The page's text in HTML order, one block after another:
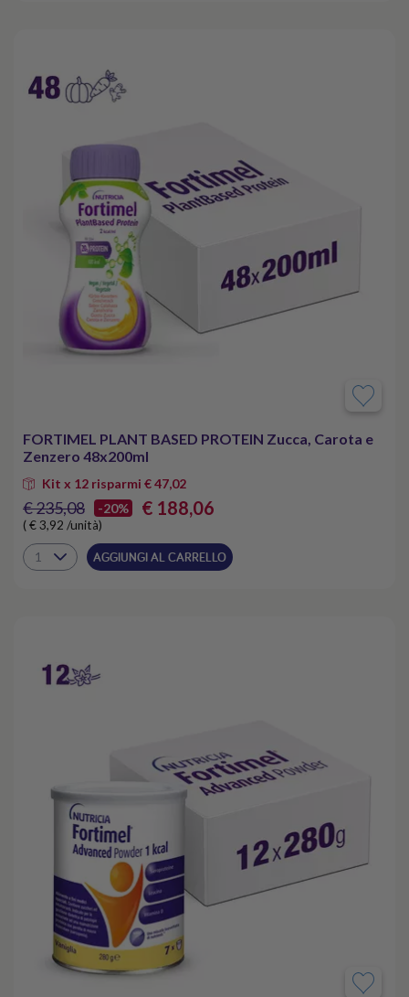
FORTIMEL PLANT BASED PROTEIN Zucca, Carota e
Zenzero 48x200ml
Kit x 12 risparmi € 47,02
€ 235,08 -20% € 188,06
( € 3,92 /unità)
AGGIUNGI AL CARRELLO